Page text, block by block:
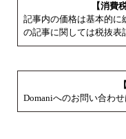
【消費
記事内の価格は基本的に
の記事に関しては税抜表
Domaniへのお問い合わ